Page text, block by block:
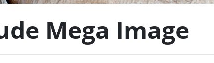
Mega Image